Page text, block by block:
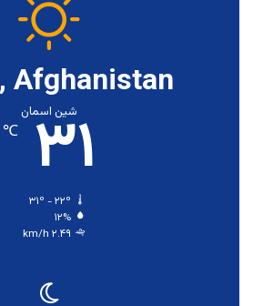
Afghanistan
شین اسمان
۳۱ ℃
۱۲%
۲.۴۹ km/h